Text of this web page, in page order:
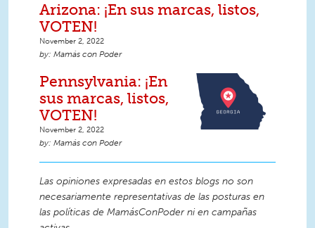
Arizona: ¡En sus marcas, listos,
VOTEN!
November 2, 2022
Mamás con Poder
Pennsylvania: ¡En
sus marcas, listos,
VOTEN!
November 2, 2022
Mamás con Poder
Las opiniones expresadas en estos blogs no son
necesariamente representativas de las posturas en
las políticas de MamásConPoder ni en campañas